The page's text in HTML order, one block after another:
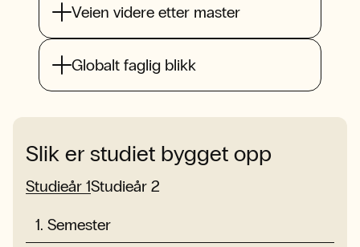
Veien videre etter master
Globalt faglig blikk
Slik er studiet bygget opp
Studieår 1Studieår 2
1. Semester